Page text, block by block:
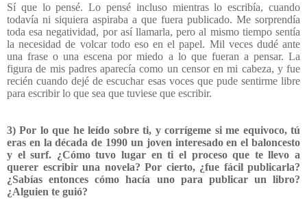
Sí que lo pensé. Lo pensé incluso mientras lo escribía, cuando
todavía ni siquiera aspiraba a que fuera publicado. Me sorprendía
toda esa negatividad, por así llamarla, pero al mismo tiempo sentía
la necesidad de volcar todo eso en el papel. Mil veces dudé ante
una frase o una escena por miedo a lo que fueran a pensar. La
figura de mis padres aparecía como un censor en mi cabeza, y fue
recién cuando dejé de escuchar esas voces que pude sentirme libre
para escribir lo que sea que tuviese que escribir.
3) Por lo que he leído sobre ti, y corrígeme si me equivoco, tú
eras en la década de 1990 un joven interesado en el baloncesto
y el surf. ¿Cómo tuvo lugar en ti el proceso que te llevo a
querer escribir una novela? Por cierto, ¿fue fácil publicarla?
¿Sabías entonces cómo hacía uno para publicar un libro?
¿Alguien te guió?